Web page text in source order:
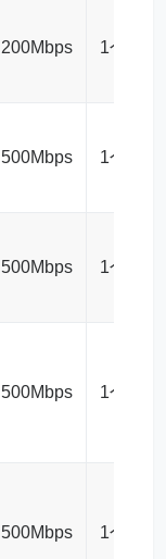
200Mbps 1个
500Mbps 1个
500Mbps 1个
500Mbps 1个
500Mbps 1个